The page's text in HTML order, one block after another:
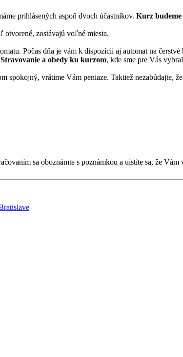
prihlásených aspoň dvoch účastníkov. Kurz
otvorené, zostávajú voľné miesta.
Počas dňa je vám k dispozícii aj automat na
a obedy ku kurzom, kde sme pre Vás
spokojný, vrátime Vám peniaze. Taktiež nezabúdajte,
sa oboznámte s poznámkou a uistite sa, že